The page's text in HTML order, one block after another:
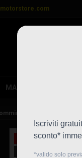
MARCHI
carena 5 pezzi DM
In saldo!
Nuovo